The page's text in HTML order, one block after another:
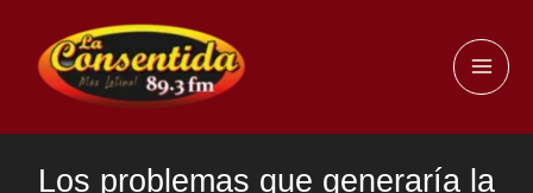
contenido
Los problemas que generaría la